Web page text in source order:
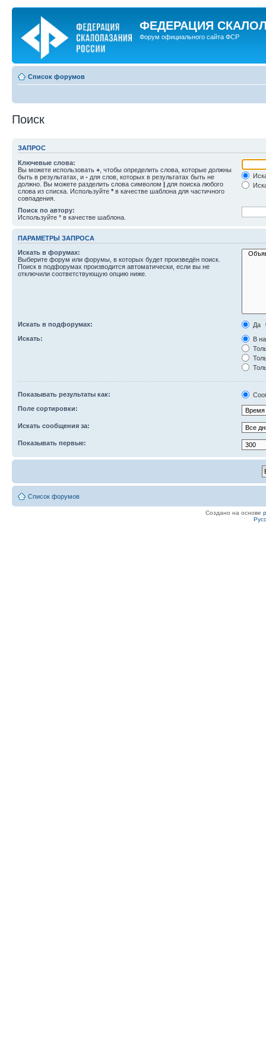
ФЕДЕРАЦИЯ
Форум официального сайта ФСР
Список форумов
Поиск
ЗАПРОС
Ключевые слова:
Вы можете использовать + , чтобы определить слова, которые должны
быть в результатах, и - для слов, которых в результатах быть не
должно. Вы можете разделить слова символом | для поиска любого
слова из списка. Используйте * в качестве шаблона для частичного
совпадения.
Поиск по автору:
Используйте * в качестве шаблона.
ПАРАМЕТРЫ ЗАПРОСА
Искать в форумах:
Выберите форум или форумы, в которых будет произведён поиск.
Поиск в подфорумах производится автоматически, если вы не
отключили соответствующую опцию ниже.
Искать в подфорумах:
Да
Искать:
В
Показывать результаты как:
Поле сортировки:
Искать сообщения за:
Показывать первые:
Список форумов
Создано на основе